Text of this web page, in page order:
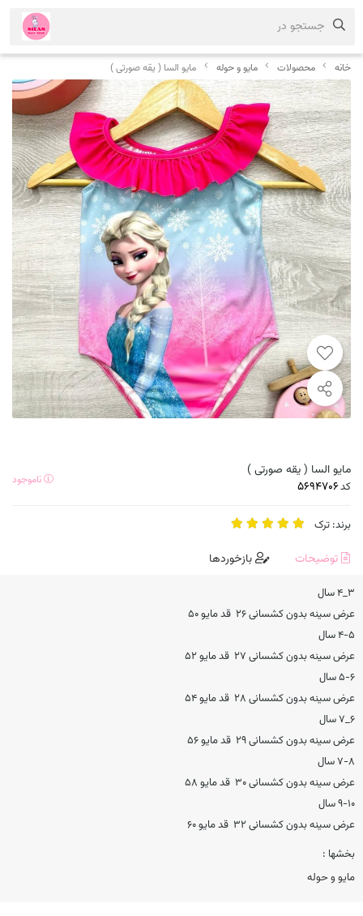
خانه محصولات مایو و حوله مایو السا ( یقه صورتی )
مایو السا ( یقه صورتی )
کد ناموجود
برند: ترک
توضیحات بازخوردها
۳_۴ سال
عرض سینه بدون کشسانی ۲۶ قد مایو ۵۰
۴-۵ سال
عرض سینه بدون کشسانی ۲۷ قد مایو ۵۲
۵-۶ سال
عرض سینه بدون کشسانی ۲۸ قد مایو ۵۴
۶_۷ سال
عرض سینه بدون کشسانی ۲۹ قد مایو ۵۶
۷-۸ سال
عرض سینه بدون کشسانی ۳۰ قد مایو ۵۸
۹-۱۰ سال
عرض سینه بدون کشسانی ۳۲ قد مایو ۶۰
بخشها :
مایو و حوله
جستجو در